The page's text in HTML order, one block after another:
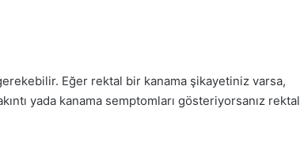
Eğer rektal bir kanama şikayetiniz varsa,
yada kanama semptomları gösteriyorsanız rektal